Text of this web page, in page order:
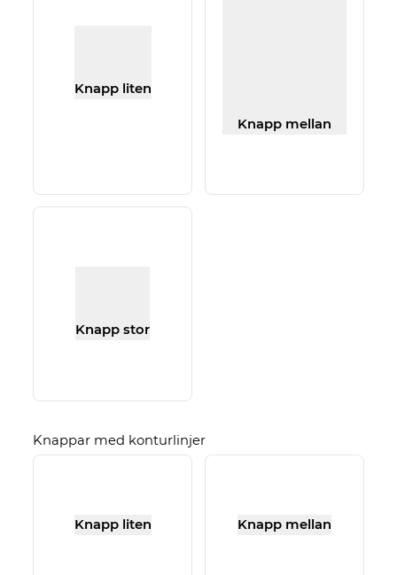
Knapp liten
Knapp mellan
Knapp stor
Knappar med konturlinjer
Knapp liten Knapp mellan